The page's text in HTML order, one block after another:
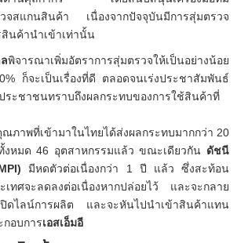
จสแกนสินค้า เนื่องจากปัจจุบันมีการสุ่มตรวจ
สินค้านำเข้าเท่านั้น
พิจารณาเพิ่มอัตราการสุ่มตรวจให้เป็นอย่างน้อย
ก็จะเป็นเรื่องที่ดี ตลอดจนเร่งประชาสัมพันธ์
ระชาชนทราบถึงผลกระทบของการใช้สินค้าที่
าพที่เข้ามาในไทยได้ส่งผลกระทบมากกว่า 20
งหมด 46 อุตสาหกรรมแล้ว ขณะเดียวกัน ดัชนี
มีหดตัวต่อเนื่องกว่า 1 ปี แล้ว ซึ่งสะท้อน
เทศจะลดลงต่อเนื่องหากปล่อยไว้ และจะกลาย
ปิดไลน์การผลิต และจะหันไปนำเข้าสินค้าแทน
กอบการเอสเอ็มอี